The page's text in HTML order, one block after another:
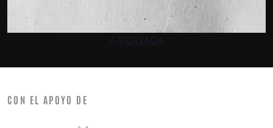
A PORTADA
CON EL APOYO DE